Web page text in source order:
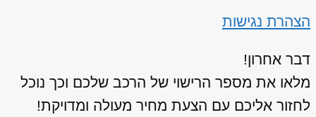
הצהרת נגישות
דבר אחרון!
מלאו את מספר הרישוי של הרכב שלכם וכך נוכל
לחזור אליכם עם הצעת מחיר מעולה ומדויקת!